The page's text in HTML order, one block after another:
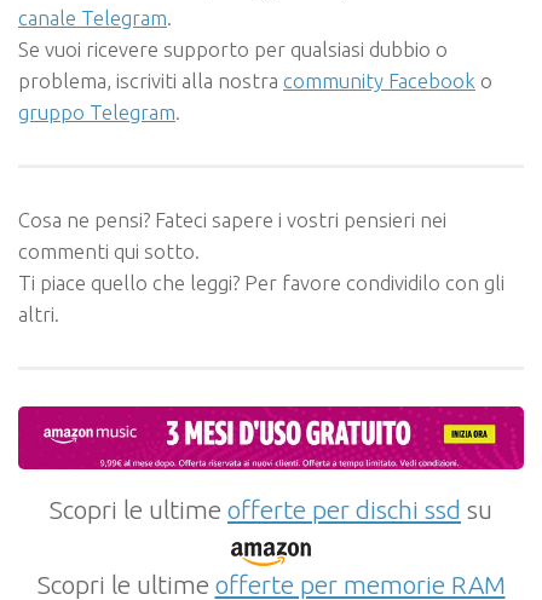
canale Telegram.
Se vuoi ricevere supporto per qualsiasi dubbio o
problema, iscriviti alla nostra community Facebook o
gruppo Telegram.
Cosa ne pensi? Fateci sapere i vostri pensieri nei
commenti qui sotto.
Ti piace quello che leggi? Per favore condividilo con gli
altri.
Scopri le ultime offerte per dischi ssd su
Scopri le ultime offerte per memorie RAM